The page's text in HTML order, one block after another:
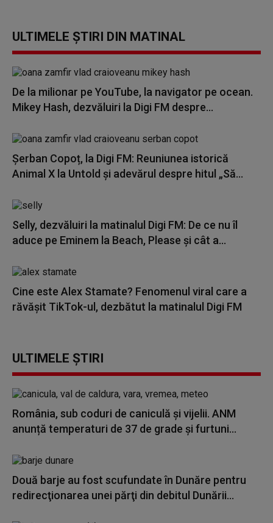
ULTIMELE ȘTIRI DIN MATINAL
De la milionar pe YouTube, la navigator pe ocean.
Mikey Hash, dezvăluiri la Digi FM despre...
Șerban Copoț, la Digi FM: Reuniunea istorică
Animal X la Untold și adevărul despre hitul „Să...
Selly, dezvăluiri la matinalul Digi FM: De ce nu îl
aduce pe Eminem la Beach, Please și cât a...
Cine este Alex Stamate? Fenomenul viral care a
răvășit TikTok-ul, dezbătut la matinalul Digi FM
ULTIMELE ȘTIRI
România, sub coduri de caniculă și vijelii. ANM
anunță temperaturi de 37 de grade și furtuni...
Două barje au fost scufundate în Dunăre pentru
redirecţionarea unei părţi din debitul Dunării...